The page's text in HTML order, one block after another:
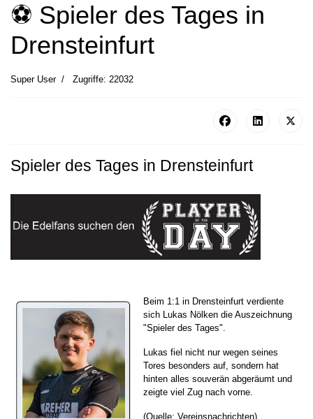
⚽️ Spieler des Tages in
Drensteinfurt
Super User Zugriffe: 22032
Spieler des Tages in Drensteinfurt
Beim 1:1 in Drensteinfurt verdiente
sich Lukas Nölken die Auszeichnung
"Spieler des Tages".
Lukas fiel nicht nur wegen seines
Tores besonders auf, sondern hat
hinten alles souverän abgeräumt und
zeigte viel Zug nach vorne.
(Quelle: Vereinsnachrichten)